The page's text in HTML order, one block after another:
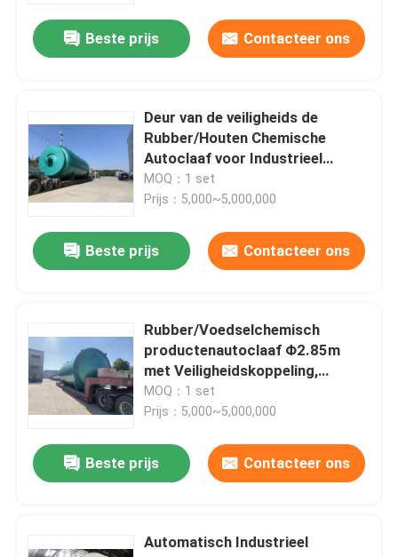
Nieuws
AAC-Autoclaaf
samengestelde autoclaaf
Vulcaniserende Autoclaaf
Concrete Autoclaaf
Hout autoclaaf
De Producten van de koolstofvezel
Beste prijs Contacteer ons
Deur van de veiligheids de
Rubber/Houten Chemische
Autoclaaf voor Industrieel
Vulcaniseren, φ2m
MOQ：1 set
Prijs：5,000~5,000,000
Beste prijs Contacteer ons
Rubber/Voedselchemisch
productenautoclaaf Φ2.85m
met Veiligheidskoppeling,
Automatische Controle
MOQ：1 set
Prijs：5,000~5,000,000
Beste prijs Contacteer ons
Automatisch Industrieel